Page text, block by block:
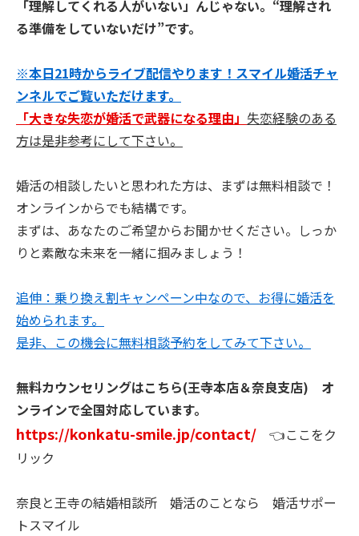
「理解してくれる人がいない」んじゃない。“理解され
る準備をしていないだけ”です。
※本日21時からライブ配信やります！スマイル婚活チャ
ンネルでご覧いただけます。
「大きな失恋が婚活で武器になる理由」 失恋経験のある
方は是非参考にして下さい。
婚活の相談したいと思われた方は、まずは無料相談で！
オンラインからでも結構です。
まずは、あなたのご希望からお聞かせください。しっか
りと素敵な未来を一緒に掴みましょう！
追伸：乗り換え割キャンペーン中なので、お得に婚活を
始められます。
是非、この機会に無料相談予約をしてみて下さい。
無料カウンセリングはこちら(王寺本店＆奈良支店) オ
ンラインで全国対応しています。
https://konkatu-smile.jp/contact/ 👈ここをク
リック
奈良と王寺の結婚相談所 婚活のことなら 婚活サポー
トスマイル